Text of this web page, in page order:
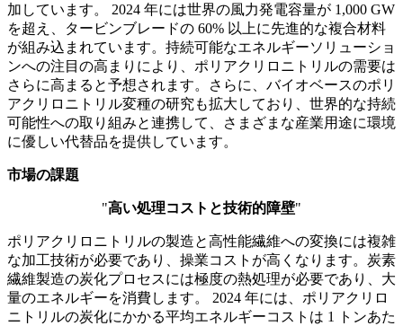
加しています。 2024 年には世界の風力発電容量が 1,000 GW
を超え、タービンブレードの 60% 以上に先進的な複合材料
が組み込まれています。持続可能なエネルギーソリューショ
ンへの注目の高まりにより、ポリアクリロニトリルの需要は
さらに高まると予想されます。さらに、バイオベースのポリ
アクリロニトリル変種の研究も拡大しており、世界的な持続
可能性への取り組みと連携して、さまざまな産業用途に環境
に優しい代替品を提供しています。
市場の課題
"高い処理コストと技術的障壁"
ポリアクリロニトリルの製造と高性能繊維への変換には複雑
な加工技術が必要であり、操業コストが高くなります。炭素
繊維製造の炭化プロセスには極度の熱処理が必要であり、大
量のエネルギーを消費します。 2024 年には、ポリアクリロ
ニトリルの炭化にかかる平均エネルギーコストは 1 トンあた